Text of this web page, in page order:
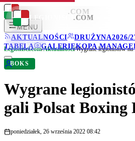
LEGIONISCI .COM
MENU
AKTUALNOŚCI
DRUŻYNA2026/
TABELA
GALERIEKOPA
LEGIONISCI .COM
Legionisci.com/Aktualności/Wygrane legionistów
BOKS
Wygrane
gali Polsat Boxing
poniedziałek, 26 września 2022 08:42